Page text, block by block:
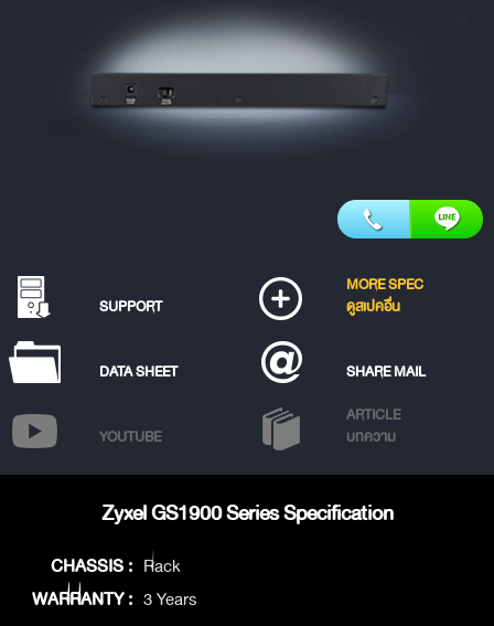
SUPPORT
MORE SPEC
ดูสเปคอื่น
DATA SHEET SHARE MAIL
YOUTUBE
ARTICLE
บทความ
Zyxel GS1900 Series Specification
CHASSIS : Rack
WARRANTY : 3 Years